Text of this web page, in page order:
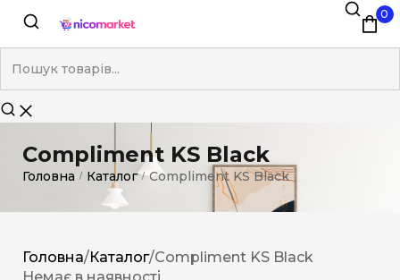
0
Compliment KS Black
Головна / Каталог / Compliment KS Black
Головна/Каталог/Compliment KS Black